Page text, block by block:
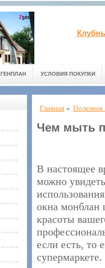
ГЕНПЛАН УСЛОВИЯ ПОКУПКИ
Главная »
Чем мыть
В настоящее
можно
окна монблан
красоты
если есть, то